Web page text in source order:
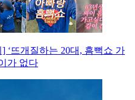
‘뜨개질하는 20대, 흠뻑쇼 가
가 없다